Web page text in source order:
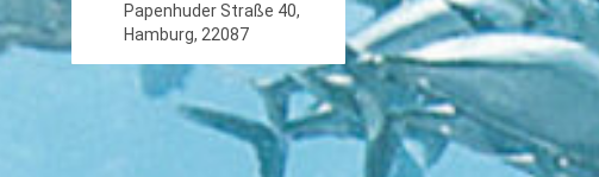
Papenhuder Straße 40,
Hamburg, 22087